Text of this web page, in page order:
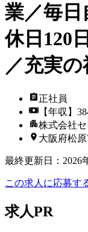
業／毎日
休日120
／充実
正社員
【年収】
株式会社
大阪府松原
最終更新日 ： 2026
この求人に応募す
求人PR